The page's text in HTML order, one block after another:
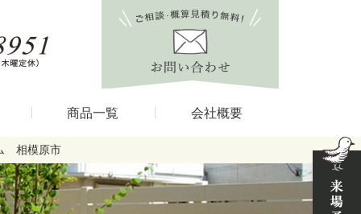
商品一覧 会社概要
相模原市